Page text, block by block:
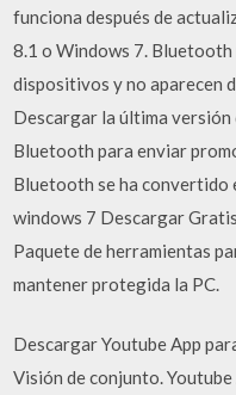
funciona después de
8.1 o Windows 7.
dispositivos y no aparecen
Descargar la última
Bluetooth para enviar
Bluetooth se ha convertido
windows 7 Descargar
Paquete de herramientas
mantener protegida la PC.
Descargar Youtube App
Visión de conjunto.